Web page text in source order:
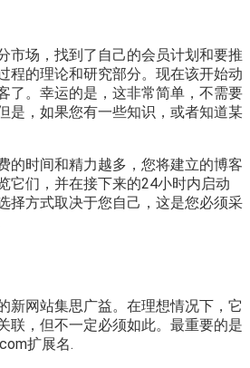
市场，找到了自己的会员计划和要推
程的理论和研究部分。现在该开始动
了。幸运的是，这非常简单，不需要
是，如果您有一些知识，或者知道某
的时间和精力越多，您将建立的博客
它们，并在接下来的24小时内启动
择方式取决于您自己，这是您必须采
新网站集思广益。在理想情况下，它
联，但不一定必须如此。最重要的是
扩展名.